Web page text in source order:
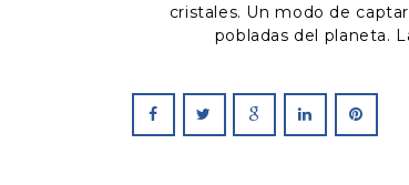
cristales. Un modo de
pobladas del planeta.